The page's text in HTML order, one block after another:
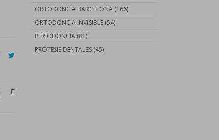
ORTODONCIA BARCELONA(166)
ORTODONCIA INVISIBLE(54)
PERIODONCIA(81)
PRÓTESIS DENTALES(45)